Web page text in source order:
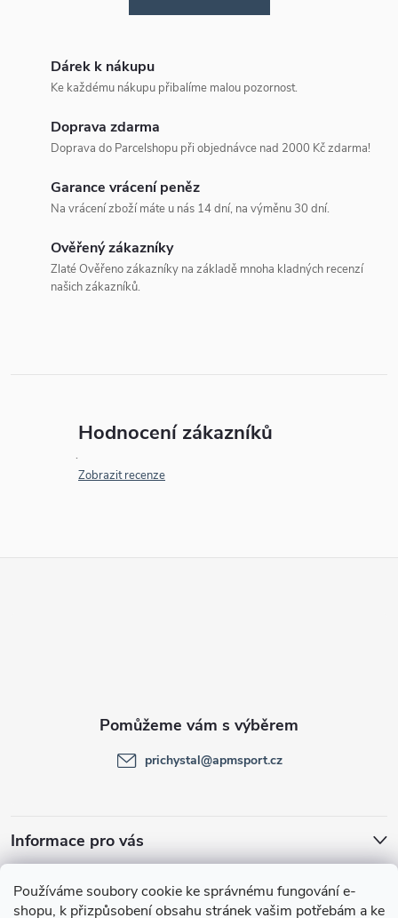
Používáme soubory cookie ke správnému fungování e-
shopu, k přizpůsobení obsahu stránek vašim potřebám a ke
Dárek k nákupu
Ke každému nákupu přibalíme malou pozornost.
Doprava zdarma
Doprava do Parcelshopu při objednávce nad 2000 Kč zdarma!
Garance vrácení peněz
Na vrácení zboží máte u nás 14 dní, na výměnu 30 dní.
Ověřený zákazníky
Zlaté Ověřeno zákazníky na základě mnoha kladných recenzí
našich zákazníků.
Hodnocení zákazníků
Zobrazit recenze
Informace pro vás
prichystal@apmsport.cz
Facebook